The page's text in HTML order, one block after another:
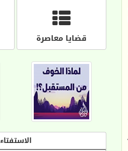
قضايا معاصرة
الاستفتاء